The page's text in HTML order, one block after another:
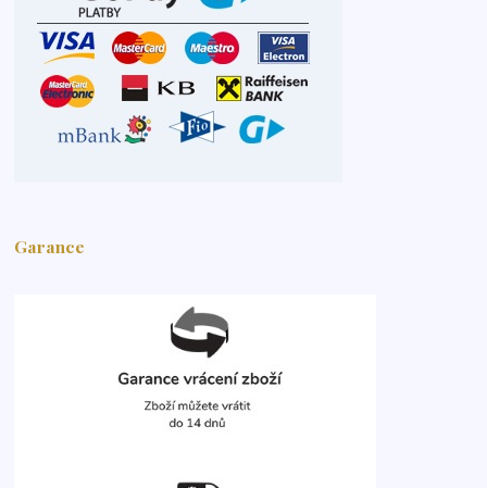
Garance